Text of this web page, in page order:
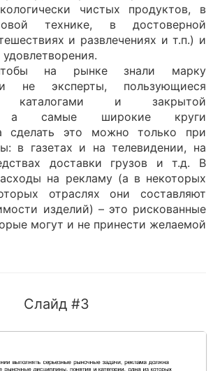
чистых продуктов, в
технике, в достоверной
и развлечениях и т.п.) и
на рынке знали марку
не эксперты, пользующиеся
каталогами и закрытой
а самые широкие круги
сделать это можно только при
в газетах и на телевидении, на
доставки грузов и т.д. В
на рекламу (а в некоторых
отраслях они составляют
изделий) – это рискованные
могут и не принести желаемой
Слайд #3